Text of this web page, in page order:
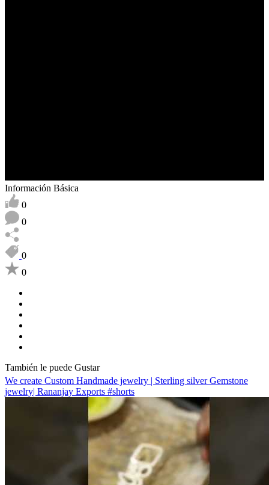
Información Básica
0
0
0
0
También le puede Gustar
We create Custom Handmade jewelry | Sterling silver Gemstone
jewelry| Rananjay Exports #shorts